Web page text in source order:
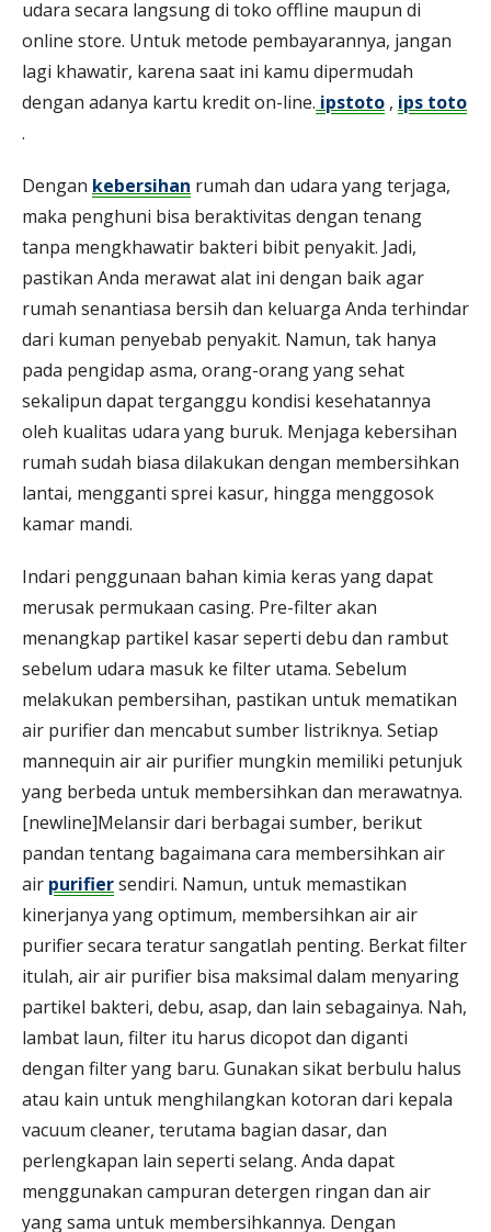
udara secara langsung di toko offline maupun di
online store. Untuk metode pembayarannya, jangan
lagi khawatir, karena saat ini kamu dipermudah
dengan adanya kartu kredit on-line. ipstoto , ips toto
.
Dengan kebersihan rumah dan udara yang terjaga,
maka penghuni bisa beraktivitas dengan tenang
tanpa mengkhawatir bakteri bibit penyakit. Jadi,
pastikan Anda merawat alat ini dengan baik agar
rumah senantiasa bersih dan keluarga Anda terhindar
dari kuman penyebab penyakit. Namun, tak hanya
pada pengidap asma, orang-orang yang sehat
sekalipun dapat terganggu kondisi kesehatannya
oleh kualitas udara yang buruk. Menjaga kebersihan
rumah sudah biasa dilakukan dengan membersihkan
lantai, mengganti sprei kasur, hingga menggosok
kamar mandi.
Indari penggunaan bahan kimia keras yang dapat
merusak permukaan casing. Pre-filter akan
menangkap partikel kasar seperti debu dan rambut
sebelum udara masuk ke filter utama. Sebelum
melakukan pembersihan, pastikan untuk mematikan
air purifier dan mencabut sumber listriknya. Setiap
mannequin air air purifier mungkin memiliki petunjuk
yang berbeda untuk membersihkan dan merawatnya.
[newline]Melansir dari berbagai sumber, berikut
pandan tentang bagaimana cara membersihkan air
air purifiersendiri. Namun, untuk memastikan
kinerjanya yang optimum, membersihkan air air
purifier secara teratur sangatlah penting. Berkat filter
itulah, air air purifier bisa maksimal dalam menyaring
partikel bakteri, debu, asap, dan lain sebagainya. Nah,
lambat laun, filter itu harus dicopot dan diganti
dengan filter yang baru. Gunakan sikat berbulu halus
atau kain untuk menghilangkan kotoran dari kepala
vacuum cleaner, terutama bagian dasar, dan
perlengkapan lain seperti selang. Anda dapat
menggunakan campuran detergen ringan dan air
yang sama untuk membersihkannya. Dengan